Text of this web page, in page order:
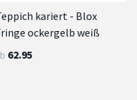
kariert - Blox
ockergelb weiß
62.95